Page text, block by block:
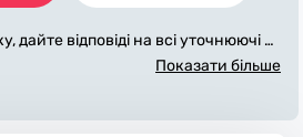
дайте відповіді на всі уточнюючі за
опалення». Ми зв'яжемося з
Показати більше